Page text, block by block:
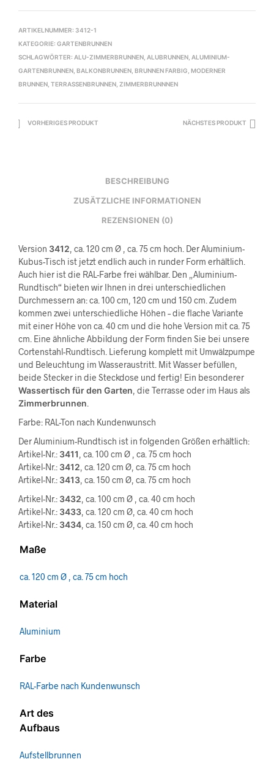
ARTIKELNUMMER: 3412-1
KATEGORIE: GARTENBRUNNEN
SCHLAGWÖRTER: ALU-ZIMMERBRUNNEN ALUBRUNNEN ALUMINIUM-
GARTENBRUNNEN BALKONBRUNNEN BRUNNEN FARBIG MODERNER
BRUNNEN TERRASSENBRUNNEN ZIMMERBRUNNNEN
VORHERIGES PRODUKT NÄCHSTES PRODUKT
BESCHREIBUNG
ZUSÄTZLICHE INFORMATIONEN
REZENSIONEN (0)
Version 3412 , ca. 120 cm Ø , ca. 75 cm hoch. Der Aluminium-
Kubus-Tisch ist jetzt endlich auch in runder Form erhältlich.
Auch hier ist die RAL-Farbe frei wählbar. Den „Aluminium-
Rundtisch“ bieten wir Ihnen in drei unterschiedlichen
Durchmessern an: ca. 100 cm, 120 cm und 150 cm. Zudem
kommen zwei unterschiedliche Höhen – die flache Variante
mit einer Höhe von ca. 40 cm und die hohe Version mit ca. 75
cm. Eine ähnliche Abbildung der Form finden Sie bei unsere
Cortenstahl-Rundtisch. Lieferung komplett mit Umwälzpumpe
und Beleuchtung im Wasseraustritt. Mit Wasser befüllen,
beide Stecker in die Steckdose und fertig! Ein besonderer
Wassertisch für den Garten , die Terrasse oder im Haus als
Zimmerbrunnen
Farbe: RAL-Ton nach Kundenwunsch
Der Aluminium-Rundtisch ist in folgenden Größen erhältlich:
Artikel-Nr.: 3411 , ca. 100 cm Ø , ca. 75 cm hoch
Artikel-Nr.: 3412 , ca. 120 cm Ø, ca. 75 cm hoch
Artikel-Nr.: 3413 , ca. 150 cm Ø, ca. 75 cm hoch
Artikel-Nr.: 3432 , ca. 100 cm Ø , ca. 40 cm hoch
Artikel-Nr.: 3433 , ca. 120 cm Ø, ca. 40 cm hoch
Artikel-Nr.: 3434 , ca. 150 cm Ø, ca. 40 cm hoch
Maße
ca. 120 cm Ø , ca. 75 cm hoch
Material
Aluminium
Farbe
RAL-Farbe nach Kundenwunsch
Art des
Aufbaus
Aufstellbrunnen